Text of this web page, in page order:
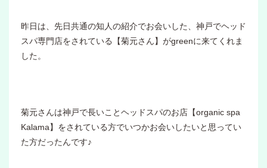
昨日は、先日共通の知人の紹介でお会いした、神戸でヘッド
スパ専門店をされている【菊元さん】がgreenに来てくれま
した。
菊元さんは神戸で長いことヘッドスパのお店【organic spa
Kalama】をされている方でいつかお会いしたいと思ってい
た方だったんです♪